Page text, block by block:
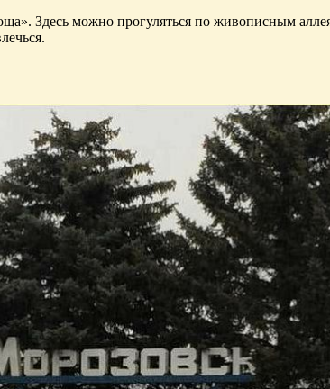
Здесь можно прогуляться по живописным